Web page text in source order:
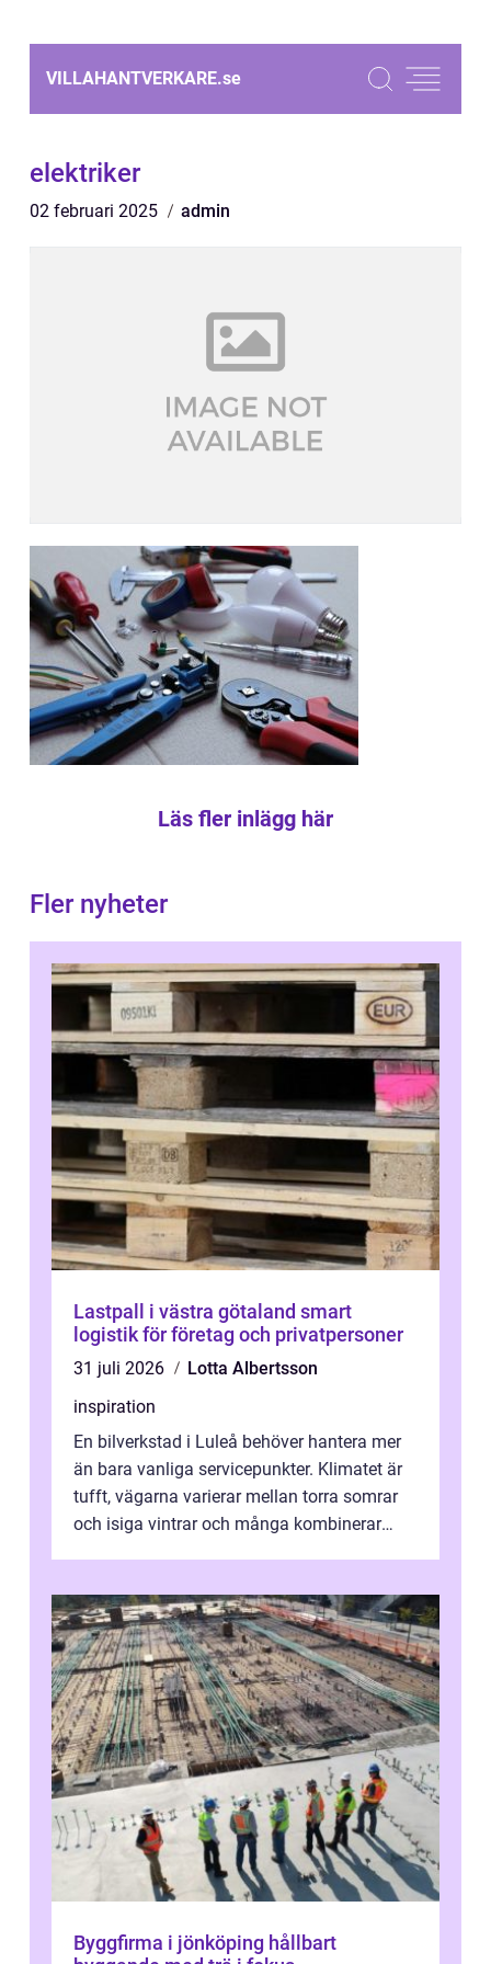
VILLAHANTVERKARE.se
elektriker
02 februari 2025 admin
Läs fler inlägg här
Fler nyheter
Lastpall i västra götaland smart
logistik för företag och privatpersoner
31 juli 2026
Lotta Albertsson
inspiration
En bilverkstad i Luleå behöver hantera mer
än bara vanliga servicepunkter. Klimatet är
tufft, vägarna varierar mellan torra somrar
och isiga vintrar och många kombinerar
Byggfirma i jönköping hållbart